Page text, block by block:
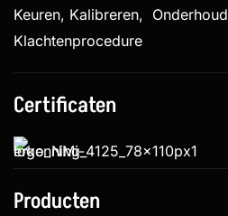
Keuren, Kalibreren, Onderhoud
Klachtenprocedure
Certificaten
Producten